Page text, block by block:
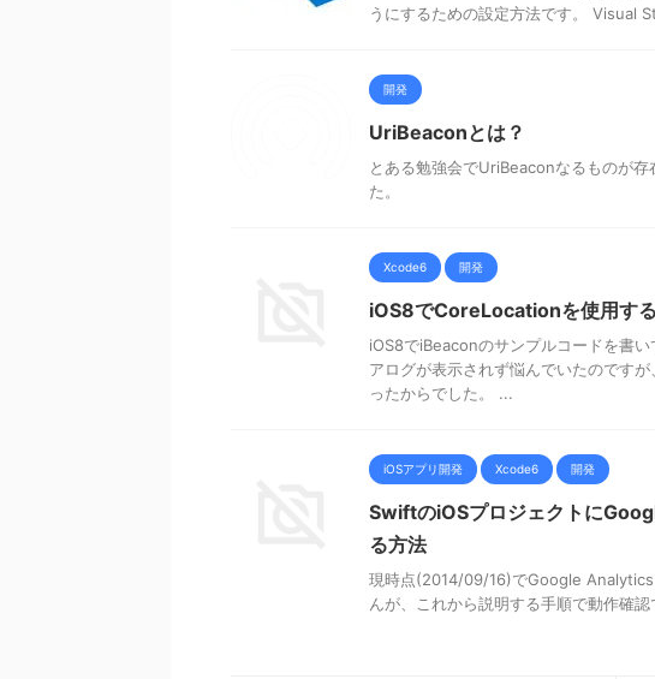
うにするための設定方法です。 Visual
開発
UriBeaconとは？
とある勉強会でUriBeaconなるものが
た。
Xcode6 開発
iOS8でCoreLocationを使用す
iOS8でiBeaconのサンプルコードを書
アログが表示されず悩んでいたのです
ったからでした。 ...
iOSアプリ開発 Xcode6 開発
SwiftのiOSプロジェクトに
る方法
現時点(2014/09/16)でGoogle
んが、これから説明する手順で動作確認